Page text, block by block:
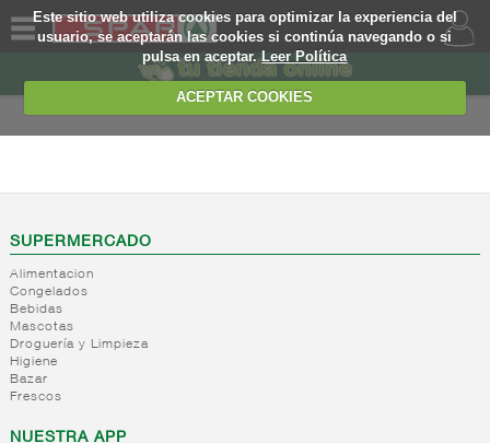
Este sitio web utiliza cookies para optimizar la experiencia del
usuario, se aceptarán las cookies si continúa navegando o si
pulsa en aceptar.Leer Política
ACEPTAR COOKIES
SOMOS
WEB
EJEMPLO
cocinados
Platos
pasta
deshidratados
Otros
platos
deshidratados
Platos
preparados
Platos
preparados
base
Salsas
refrigeradas
+
refrigeradas
refrigerados
SUPERMERCADO
Alimentacion
Congelados
Bebidas
Mascotas
Droguería y Limpieza
Higiene
Bazar
Frescos
NUESTRA APP